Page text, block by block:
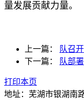
量发展贡献力量。
上一篇：
队召
下一篇：
队部
打印本页
地址：芜湖市银湖南